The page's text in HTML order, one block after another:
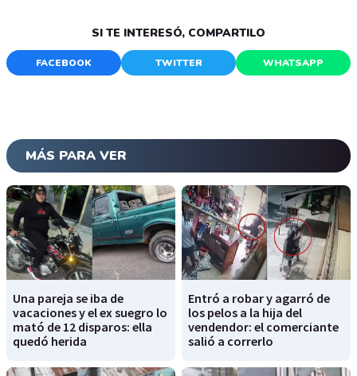
SI TE INTERESÓ, COMPARTILO
FACEBOOK TWITTER WHATSAPP
MÁS PARA VER
Una pareja se iba de
vacaciones y el ex suegro lo
mató de 12 disparos: ella
quedó herida
Entró a robar y agarró de
los pelos a la hija del
vendendor: el comerciante
salió a correrlo